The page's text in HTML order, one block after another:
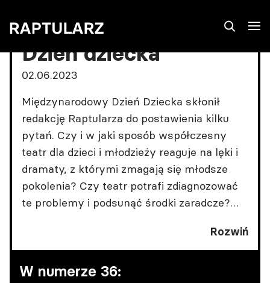
Dzień dziecka
02.06.2023
Międzynarodowy Dzień Dziecka skłonił
redakcję Raptularza do postawienia kilku
pytań. Czy i w jaki sposób współczesny
teatr dla dzieci i młodzieży reaguje na lęki i
dramaty, z którymi zmagają się młodsze
pokolenia? Czy teatr potrafi zdiagnozować
te problemy i podsunąć środki zaradcze?
pomoc? Psychoterapeutka Małgorzata
Szymkiewicz-Misztal w rozmowie z Justyną
Czarnotą diagnozuje stan ducha i ciała
Rozwiń
W numerze 36: